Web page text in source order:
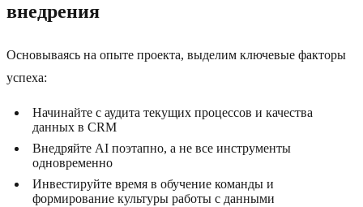
внедрения
Основываясь на опыте проекта, выделим ключевые факторы
успеха:
Начинайте с аудита текущих процессов и качества
данных в CRM
Внедряйте AI поэтапно, а не все инструменты
одновременно
Инвестируйте время в обучение команды и
формирование культуры работы с данными